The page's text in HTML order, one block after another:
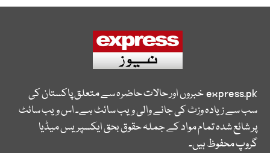
express.pkخبروں اور حالات حاضرہ سے متعلق پاکستان کی
سب سے زیادہ وزٹ کی جانے والی ویب سائٹ ہے۔ اس ویب سائٹ
پر شائع شدہ تمام مواد کے جملہ حقوق بحق ایکسپریس میڈیا
گروپ محفوظ ہیں۔